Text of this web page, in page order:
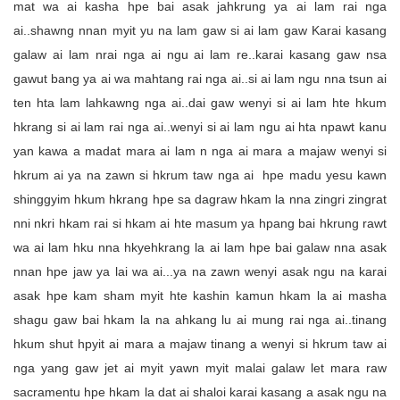
mat wa ai kasha hpe bai asak jahkrung ya ai lam rai nga
ai..shawng nnan myit yu na lam gaw si ai lam gaw Karai kasang
galaw ai lam nrai nga ai ngu ai lam re..karai kasang gaw nsa
gawut bang ya ai wa mahtang rai nga ai..si ai lam ngu nna tsun ai
ten hta lam lahkawng nga ai..dai gaw wenyi si ai lam hte hkum
hkrang si ai lam rai nga ai..wenyi si ai lam ngu ai hta npawt kanu
yan kawa a madat mara ai lam n nga ai mara a majaw wenyi si
hkrum ai ya na zawn si hkrum taw nga ai hpe madu yesu kawn
shinggyim hkum hkrang hpe sa dagraw hkam la nna zingri zingrat
nni nkri hkam rai si hkam ai hte masum ya hpang bai hkrung rawt
wa ai lam hku nna hkyehkrang la ai lam hpe bai galaw nna asak
nnan hpe jaw ya lai wa ai...ya na zawn wenyi asak ngu na karai
asak hpe kam sham myit hte kashin kamun hkam la ai masha
shagu gaw bai hkam la na ahkang lu ai mung rai nga ai..tinang
hkum shut hpyit ai mara a majaw tinang a wenyi si hkrum taw ai
nga yang gaw jet ai myit yawn myit malai galaw let mara raw
sacramentu hpe hkam la dat ai shaloi karai kasang a asak ngu na